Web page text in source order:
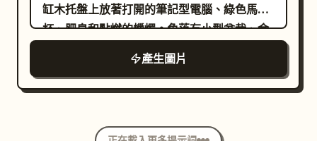
缸木托盤上放著打開的筆記型電腦、綠色馬克
杯、肥皂和點燃的蠟燭。角落有小型盆栽、金
色黃銅弧形浴簾桿搭配米色浴簾，白色瓷盆上
方掛著圓形木框鏡，下方為木質浴櫃與黃銅水
龍頭。配有木製座墊的馬桶，木凳上堆疊著捲
景，牆面安裝的金色壁燈散發溫暖光芒。牆上
產生圖片